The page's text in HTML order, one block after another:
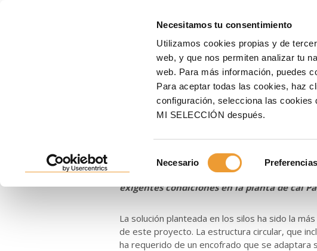
Necesitamos tu consentimiento
Utilizamos cookies propias y de
web, y que nos permiten analizar tu
web. Para más información, puedes
Para aceptar todas las cookies, haz
configuración, selecciona las
MI SELECCIÓN después.
de
Necesario Preferencias
ENCOFRADOS
Plazos ajustados, climatología adversa y altitud en la planta de
Plazos ajustados,
altitud en la planta
29/06/2018
ULMA ha respondido con una adecuada
exigentes condiciones en la planta de cal
La solución planteada en los silos ha sido la
de este proyecto. La estructura circular, que
ha requerido de un encofrado que se adaptara